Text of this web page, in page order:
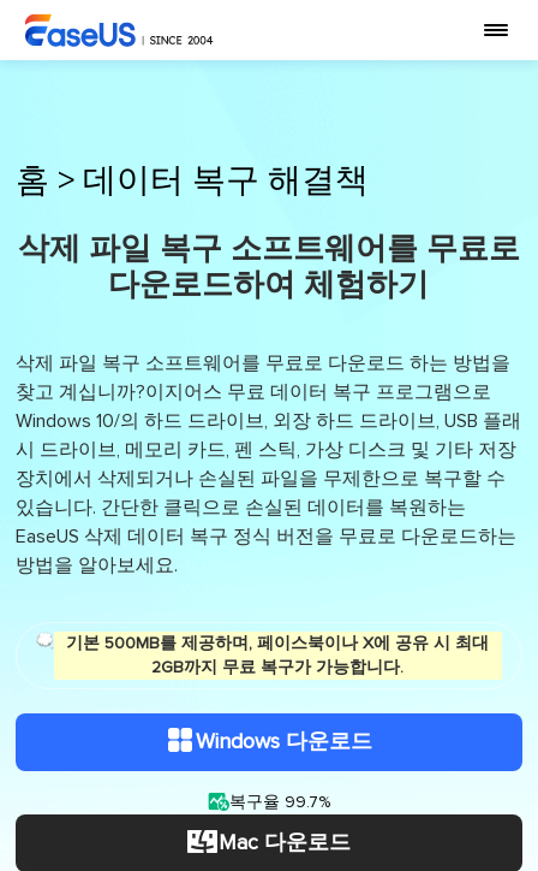
홈 > 데이터 복구 해결책
삭제 파일 복구 소프트웨어를 무료로
다운로드하여 체험하기
삭제 파일 복구 소프트웨어를 무료로 다운로드 하는 방법을
찾고 계십니까?이지어스 무료 데이터 복구 프로그램으로
Windows 10/의 하드 드라이브, 외장 하드 드라이브, USB 플래
시 드라이브, 메모리 카드, 펜 스틱, 가상 디스크 및 기타 저장
장치에서 삭제되거나 손실된 파일을 무제한으로 복구할 수
있습니다. 간단한 클릭으로 손실된 데이터를 복원하는
EaseUS 삭제 데이터 복구 정식 버전을 무료로 다운로드하는
방법을 알아보세요.
기본 500MB를 제공하며, 페이스북이나 X에 공유 시 최대
2GB까지 무료 복구가 가능합니다.
Windows 다운로드
복구율 99.7%
Mac 다운로드